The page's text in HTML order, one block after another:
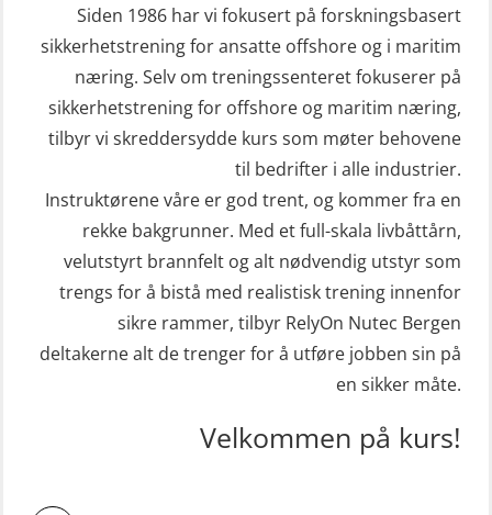
Siden 1986 har vi fokusert på forskningsbasert
sikkerhetstrening for ansatte offshore og i maritim
næring. Selv om treningssenteret fokuserer på
sikkerhetstrening for offshore og maritim næring,
tilbyr vi skreddersydde kurs som møter behovene
til bedrifter i alle industrier.
Instruktørene våre er god trent, og kommer fra en
rekke bakgrunner. Med et full-skala livbåttårn,
velutstyrt brannfelt og alt nødvendig utstyr som
trengs for å bistå med realistisk trening innenfor
sikre rammer, tilbyr RelyOn Nutec Bergen
deltakerne alt de trenger for å utføre jobben sin på
en sikker måte.
Velkommen på kurs!